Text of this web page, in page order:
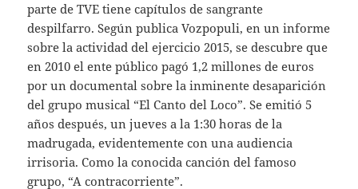
parte de TVE tiene capítulos de sangrante
despilfarro. Según publica Vozpopuli, en un informe
sobre la actividad del ejercicio 2015, se descubre que
en 2010 el ente público pagó 1,2 millones de euros
por un documental sobre la inminente desaparición
del grupo musical “El Canto del Loco”. Se emitió 5
años después, un jueves a la 1:30 horas de la
madrugada, evidentemente con una audiencia
irrisoria. Como la conocida canción del famoso
grupo, “A contracorriente”.